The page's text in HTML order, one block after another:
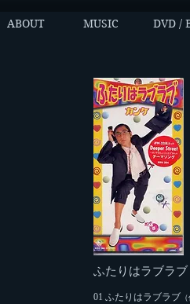
ABOUT MUSIC DVD /
ふたりはラブラブ
01 ふたりはラブラブ